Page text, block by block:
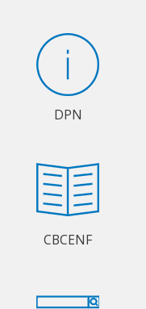
DPN
CBCENF